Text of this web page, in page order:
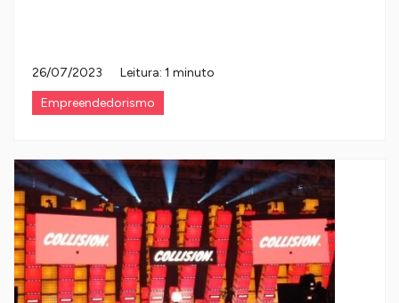
26/07/2023
Leitura: 1 minuto
Empreendedorismo